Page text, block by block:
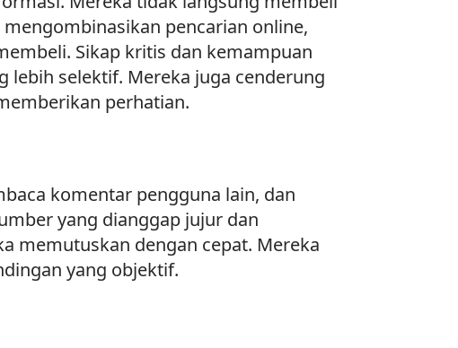
pencarian online,
Sikap kritis dan kemampuan
selektif. Mereka juga cenderung
perhatian.
komentar pengguna lain, dan
yang dianggap jujur dan
memutuskan dengan cepat. Mereka
yang objektif.